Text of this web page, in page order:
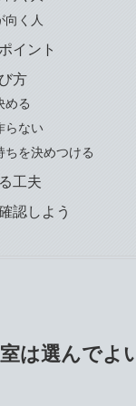
向く人
イント
方
める
らない
ちを決めつける
工夫
認しよう
は選んでよ